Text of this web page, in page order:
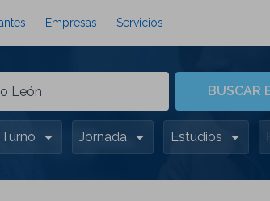
Empresas Servicios
BUSCAR
Turno Jornada Estudios